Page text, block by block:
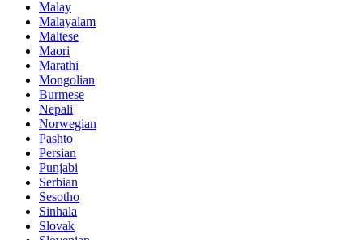
Malay
Malayalam
Maltese
Maori
Marathi
Mongolian
Burmese
Nepali
Norwegian
Pashto
Persian
Punjabi
Serbian
Sesotho
Sinhala
Slovak